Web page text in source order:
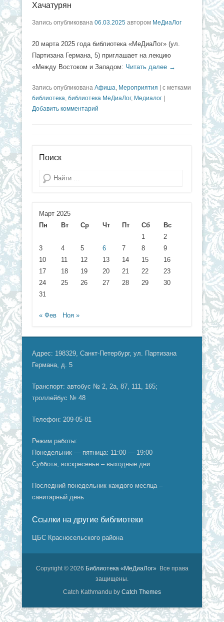
Хачатурян
Запись опубликована 06.03.2025 автором МеДиаЛог
20 марта 2025 года библиотека «МеДиаЛог» (ул.
Партизана Германа, 5) приглашает на лекцию
«Между Востоком и Западом: Читать далее →
Запись опубликована Афиша, Мероприятия | с метками
библиотека, библиотека МеДиаЛог, Медиалог |
Добавить комментарий
Поиск
Поиск
Март 2025
Пн
Вт Ср Чт Пт Сб
Вс
1
2
3
4 5 6 7 8
9
10
11 12 13 14 15
16
17
18 19 20 21 22
23
24
25 26 27 28 29
30
31
« Фев Ноя »
Адрес: 198329, Санкт-Петербург, ул. Партизана
Германа, д. 5
Транспорт: автобус № 2, 2а, 87, 111, 165;
троллейбус № 48
Телефон: 209-05-81
Режим работы:
Понедельник — пятница: 11:00 — 19:00
Суббота, воскресенье – выходные дни
Последний понедельник каждого месяца –
санитарный день
Ссылки на другие библиотеки
ЦБС Красносельского района
Copyright © 2026 Библиотека «МеДиаЛог» Все права
защищены.
Catch Kathmandu by Catch Themes